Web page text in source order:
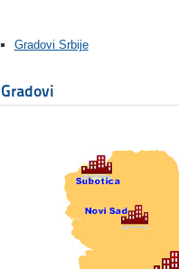
Gradovi Srbije
Gradovi